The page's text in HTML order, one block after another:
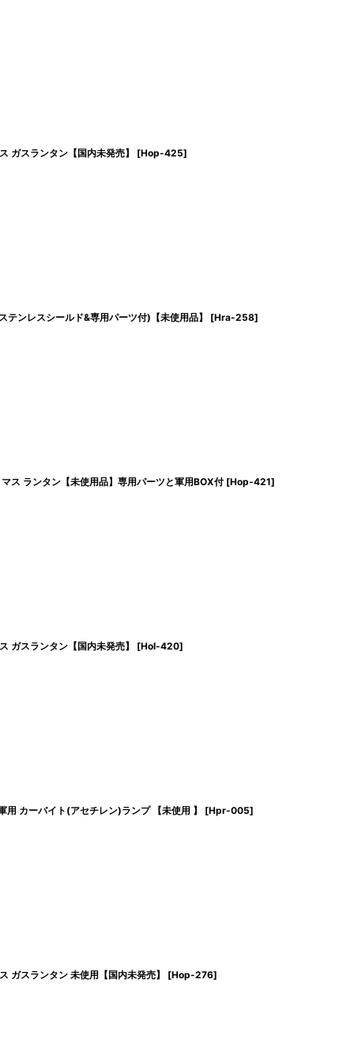
ガスランタン【国内未発売】 [Hop-425]
ンレスシールド&専用パーツ付)【未使用品】 [Hra-258]
ランタン【未使用品】専用パーツと軍用BOX付 [Hop-421]
ガスランタン【国内未発売】 [Hol-420]
カーバイト(アセチレン)ランプ 【未使用 】 [Hpr-005]
スランタン 未使用【国内未発売】 [Hop-276]